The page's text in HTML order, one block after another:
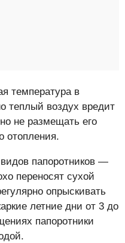
температура в
теплый воздух вредит
не размещать его
отопления.
папоротников —
переносят сухой
опрыскивать
летние дни от 3 до
папоротники